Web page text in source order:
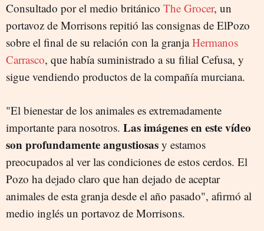
Consultado por el medio británico The Grocer, un
portavoz de Morrisons repitió las consignas de ElPozo
sobre el final de su relación con la granjaHermanos
Carrasco, que había suministrado a su filial Cefusa, y
sigue vendiendo productos de la compañía murciana.
"El bienestar de los animales es extremadamente
importante para nosotros. Las imágenes en este vídeo
son profundamente angustiosas y estamos
preocupados al ver las condiciones de estos cerdos. El
Pozo ha dejado claro que han dejado de aceptar
animales de esta granja desde el año pasado", afirmó al
medio inglés un portavoz de Morrisons.